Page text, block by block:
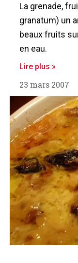
La grenade,
granatum) un
beaux fruits
en eau.
Lire plus »
23 mars 2007